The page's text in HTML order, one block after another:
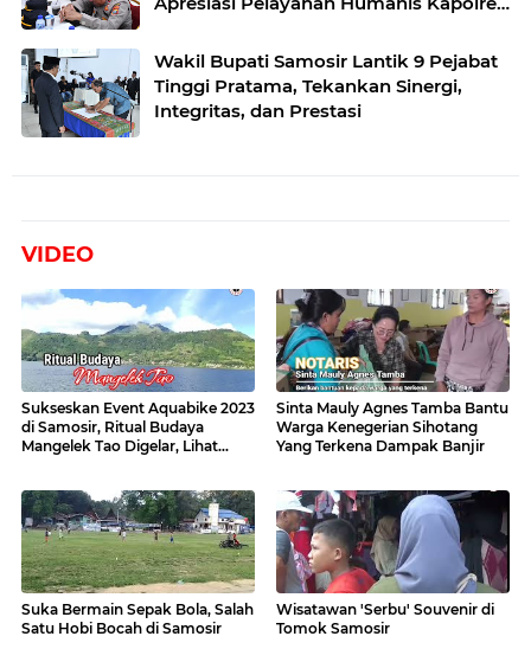
Wakil Bupati Samosir Lantik 9 Pejabat
Tinggi Pratama, Tekankan Sinergi,
Integritas, dan Prestasi
VIDEO
Sukseskan Event Aquabike 2023
di Samosir, Ritual Budaya
Mangelek Tao Digelar, Lihat
Sinta Mauly Agnes Tamba Bantu
Warga Kenegerian Sihotang
Yang Terkena Dampak Banjir
Suka Bermain Sepak Bola, Salah
Satu Hobi Bocah di Samosir
Wisatawan 'Serbu' Souvenir di
Tomok Samosir